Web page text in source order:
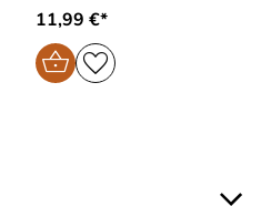
11,99 €*